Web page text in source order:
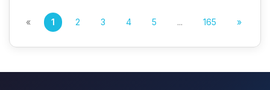
« 1 2 3 4 5 ... 165 »